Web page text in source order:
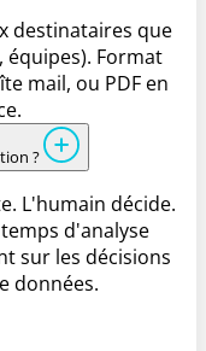
destinataires que
équipes). Format
mail, ou PDF en
?
L'humain décide.
d'analyse
sur les décisions
données.